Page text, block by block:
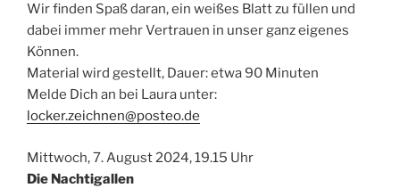
Wir finden Spaß daran, ein weißes Blatt zu füllen und
dabei immer mehr Vertrauen in unser ganz eigenes
Können.
Material wird gestellt, Dauer: etwa 90 Minuten
Melde Dich an bei Laura unter:
locker.zeichnen@posteo.de
Mittwoch, 7. August 2024, 19.15 Uhr
Die Nachtigallen